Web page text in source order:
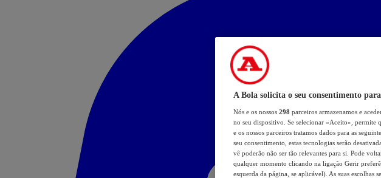
A Bola solicita o seu consentimento
Nós e os nossos 298 parceiros armazenamos e
no seu dispositivo. Se selecionar «Aceito», permite
e os nossos parceiros tratamos dados para as
seu consentimento, estas tecnologias serão
vê poderão não ser tão relevantes para si. Pode
qualquer momento clicando na ligação Gerir
esquerda da página, se aplicável). As suas escolhas